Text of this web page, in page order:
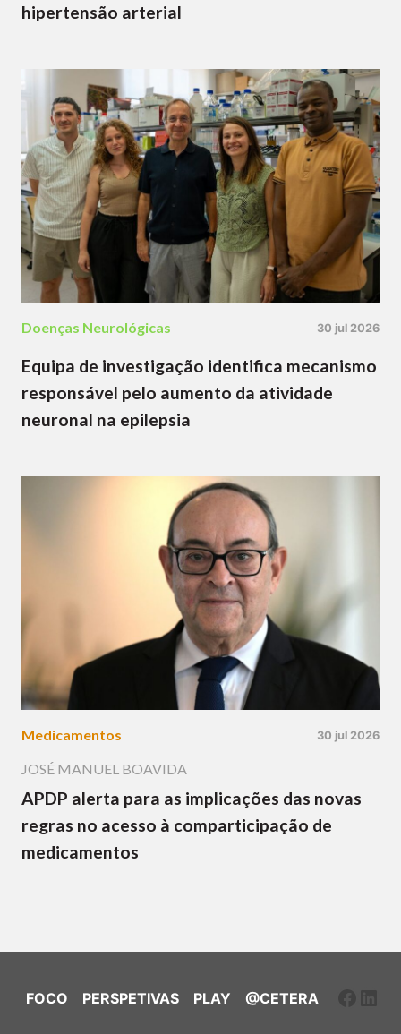
hipertensão arterial
Doenças Neurológicas 30 jul 2026
Equipa de investigação identifica mecanismo
responsável pelo aumento da atividade
neuronal na epilepsia
Medicamentos 30 jul 2026
JOSÉ MANUEL BOAVIDA
APDP alerta para as implicações das novas
regras no acesso à comparticipação de
medicamentos
FOCO PERSPETIVAS PLAY @CETERA